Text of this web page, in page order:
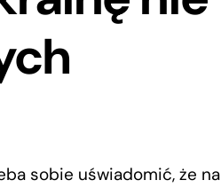
sobie uświadomić, że na